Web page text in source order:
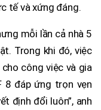
tế và xứng đáng.
mỗi lần cả nhà 5
Trong khi đó, việc
công việc và gia
8 đáp ứng trọn vẹn
định đổi luôn”, anh